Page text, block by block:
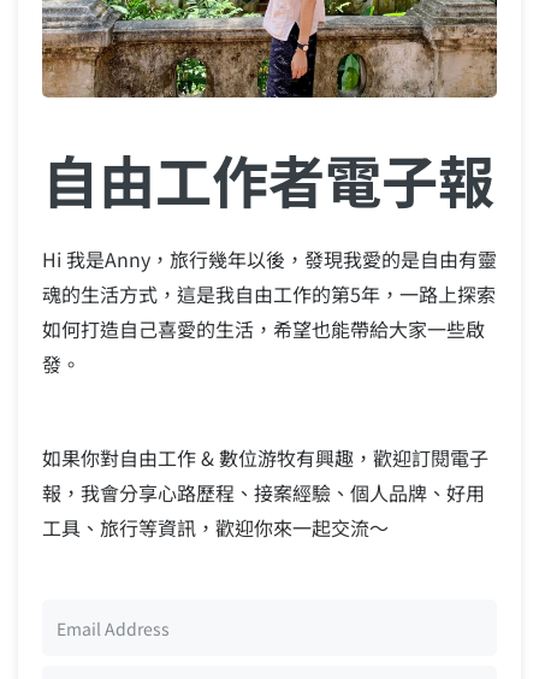
自由工作者電子報
Hi 我是Anny，旅行幾年以後，發現我愛的是自由有靈
魂的生活方式，這是我自由工作的第5年，一路上探索
如何打造自己喜愛的生活，希望也能帶給大家一些啟
發。
如果你對自由工作 & 數位游牧有興趣，歡迎訂閱電子
報，我會分享心路歷程、接案經驗、個人品牌、好用
工具、旅行等資訊，歡迎你來一起交流～